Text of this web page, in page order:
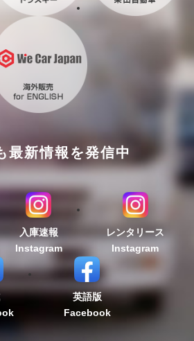
最新情報を発信中
入庫速報
Instagram
レンタリース
Instagram
英語版
Facebook